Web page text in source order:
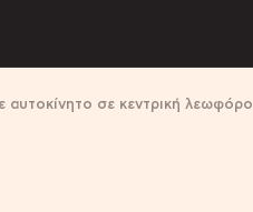
αυτοκίνητο σε κεντρική λεωφόρο